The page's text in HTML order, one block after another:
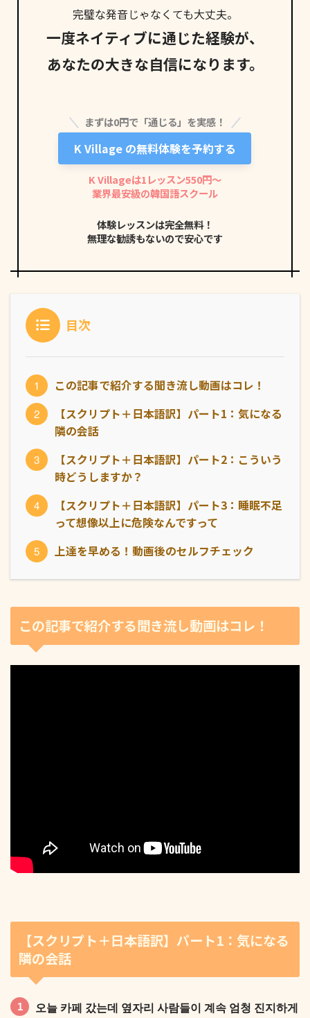
完璧な発音じゃなくても大丈夫。
一度ネイティブに通じた経験が、
あなたの大きな自信になります。
まずは0円で「通じる」を実感！
K Village の無料体験を予約する
K Villageは1レッスン550円〜
業界最安級の韓国語スクール
体験レッスンは完全無料！
無理な勧誘もないので安心です
目次
この記事で紹介する聞き流し動画はコレ！
【スクリプト＋日本語訳】パート1：気になる
隣の会話
【スクリプト＋日本語訳】パート2：こういう
時どうしますか？
【スクリプト＋日本語訳】パート3：睡眠不足
って想像以上に危険なんですって
上達を早める！動画後のセルフチェック
この記事で紹介する聞き流し動画はコレ！
【スクリプト＋日本語訳】パート1：気になる
隣の会話
오늘 카페 갔는데 옆자리 사람들이 계속 엄청 진지하게